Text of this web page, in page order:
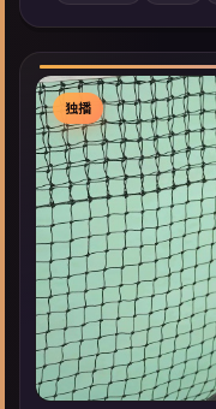
展检索同类型高分佳
独播